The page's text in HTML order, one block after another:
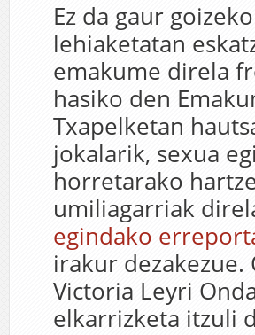
Ez da gaur
lehiaketatan
emakume direla
hasiko den
Txapelketan
jokalarik, sexua
horretarako
umiliagarriak
egindako
irakur
Victoria Leyri
elkarrizketa itzuli